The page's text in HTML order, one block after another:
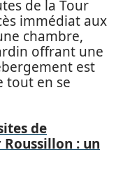
de la Tour
immédiat aux
chambre,
offrant une
est
tout en se
de
: un